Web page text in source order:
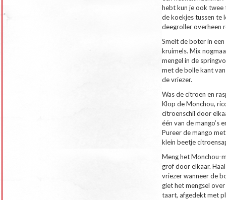
hebt kun je ook twee
de koekjes tussen te
deegroller overheen
Smelt de boter in
kruimels. Mix
mengel in de
met de bolle kant
de vriezer.
Was de citroen en
Klop de Monchou,
citroenschil door
één van de mango’s
Pureer de mango
klein beetje
Meng het Monchou-
grof door elkaar.
vriezer wanneer de
giet het mengsel
taart, afgedekt met